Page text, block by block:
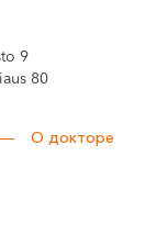
9
80
О докторе